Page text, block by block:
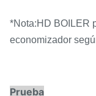
*Nota:HD BOILER
economizador
Prueba